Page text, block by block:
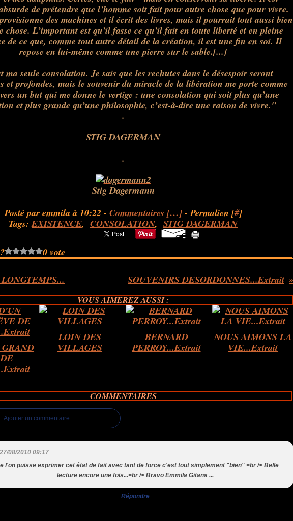
de prétendre que l’homme soit fait pour autre chose que pour vivre.
des machines et il écrit des livres, mais il pourrait tout aussi bien
chose. L’important estqu’il fasse ce qu’il fait en toute liberté et en pleine
de ce que, comme tout autre détail de la création, il est une fin en soi. Il
repose en lui-même comme une pierre sur le sable.[...]
ma seule consolation. Je sais que les rechutes dans le désespoir seront
et profondes, mais le souvenir du miracle de la libération me porte comme
un but qui me donne le vertige : une consolation qui soit plus qu’une
et plus grande qu’une philosophie, c’est-à-dire une raison de vivre."
.
STIG DAGERMAN
.
Stig Dagermann
Posté par emmila à 10:22 - Commentaires […]- Permalien [#]
Tags:EXISTENCE, CONSOLATION, STIG DAGERMAN
0 vote
SOUVENIRS DESORDONNES...Extrait
VOUS AIMEREZ AUSSI :
LOIN DES
VILLAGES
BERNARD
PERROY...Extrait
NOUS AIMONS LA
VIE...Extrait
COMMENTAIRES
Ajouter un commentaire
27/08/2010 09:17
l'on puisse exprimer cet état de fait avec tant de force c'est tout simplement "bien" <br /> Belle
lecture encore une fois...<br /> Bravo Emmila Gitana ...
Répondre